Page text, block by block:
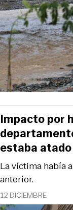
12 DICIEMBRE
La víctima había
anterior.
Impacto por
estaba